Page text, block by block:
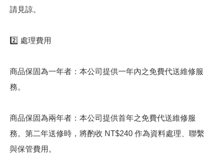
請見諒。
2️⃣ 處理費用
商品保固為一年者：本公司提供一年內之免費代送維修服
務。
商品保固為兩年者：本公司提供首年之免費代送維修服
務。第二年送修時，將酌收 NT$240 作為資料處理、聯繫
與保管費用。